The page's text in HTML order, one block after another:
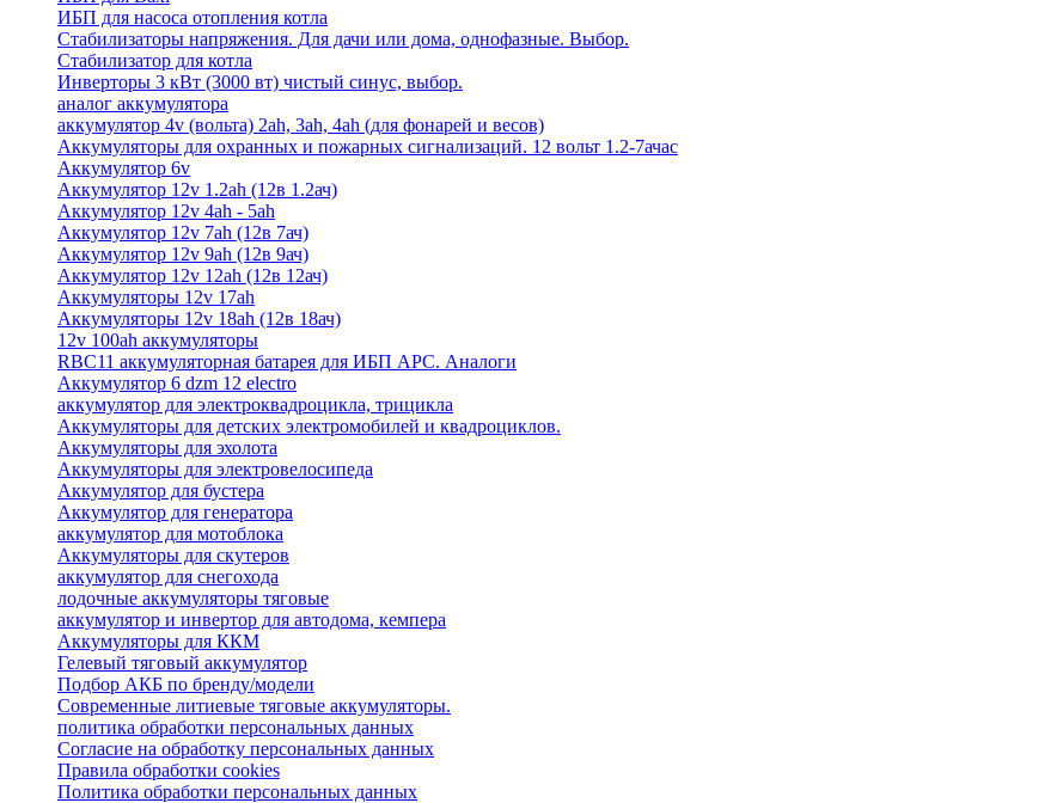
ИБП для насоса отопления котла
Стабилизаторы напряжения. Для дачи или дома, однофазные. Выбор.
Стабилизатор для котла
Инверторы 3 кВт (3000 вт) чистый синус, выбор.
аналог аккумулятора
аккумулятор 4v (вольта) 2ah, 3ah, 4ah (для фонарей и весов)
Аккумуляторы для охранных и пожарных сигнализаций. 12 вольт 1.2-7ачас
Аккумулятор 6v
Аккумулятор 12v 1.2ah (12в 1.2ач)
Аккумулятор 12v 4ah - 5ah
Аккумулятор 12v 7ah (12в 7ач)
Аккумулятор 12v 9ah (12в 9ач)
Аккумулятор 12v 12ah (12в 12ач)
Аккумуляторы 12v 17ah
Аккумуляторы 12v 18ah (12в 18ач)
12v 100ah аккумуляторы
RBC11 аккумуляторная батарея для ИБП APC. Аналоги
Аккумулятор 6 dzm 12 electro
аккумулятор для электроквадроцикла, трицикла
Аккумуляторы для детских электромобилей и квадроциклов.
Аккумуляторы для эхолота
Аккумуляторы для электровелосипеда
Аккумулятор для бустера
Аккумулятор для генератора
аккумулятор для мотоблока
Аккумуляторы для скутеров
аккумулятор для снегохода
лодочные аккумуляторы тяговые
аккумулятор и инвертор для автодома, кемпера
Аккумуляторы для ККМ
Гелевый тяговый аккумулятор
Подбор АКБ по бренду/модели
Современные литиевые тяговые аккумуляторы.
политика обработки персональных данных
Согласие на обработку персональных данных
Правила обработки cookies
Политика обработки персональных данных